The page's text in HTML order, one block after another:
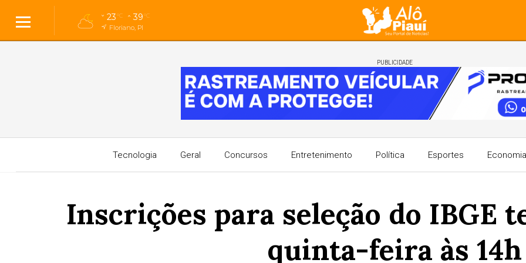
23°C 39°C
Floriano, PI
PUBLICIDADE
Tecnologia Geral Concursos Entretenimento Política Esportes Economia
Inscrições para seleção do IBGE
quinta-feira às 14h